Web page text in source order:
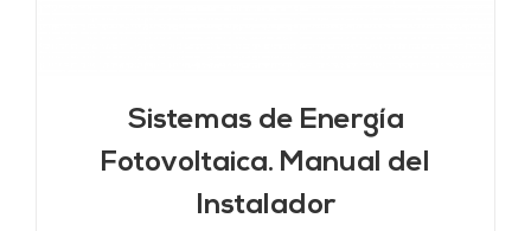
Sistemas de Energía
Fotovoltaica. Manual del
Instalador